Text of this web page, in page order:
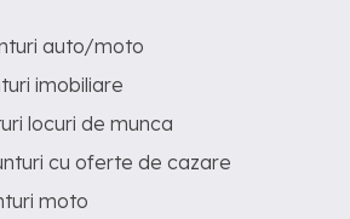
auto/moto
imobiliare
locuri de munca
cu oferte de cazare
moto